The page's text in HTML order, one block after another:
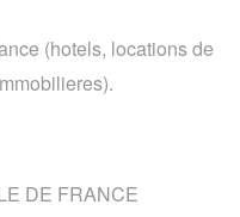
(hotels, locations de
DE FRANCE